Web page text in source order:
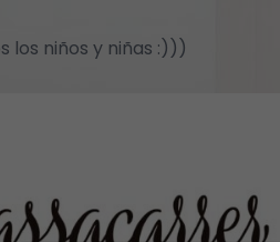
los niños y niñas :)))